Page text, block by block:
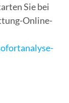
Sie bei
Online-